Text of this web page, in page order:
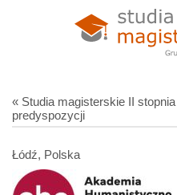
« Studia magisterskie II
predyspozycji
Łódź, Polska